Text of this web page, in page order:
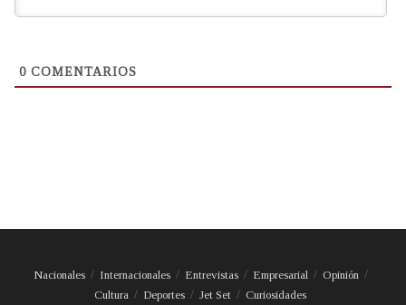
0 COMENTARIOS
Nacionales Internacionales Entrevistas Empresarial
Opinión
Cultura
Deportes Jet Set Curiosidades